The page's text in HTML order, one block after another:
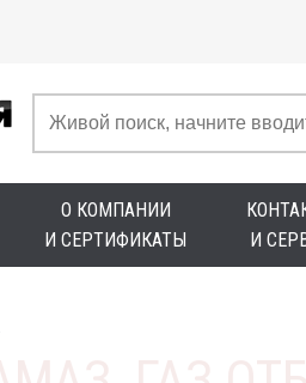
О КОМПАНИИ
И СЕРТИФИКАТЫ
И